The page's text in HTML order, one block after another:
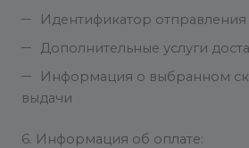
Идентификатор отправления
Дополнительные услуги
Информация о выбранном
выдачи
6. Информация об оплате: